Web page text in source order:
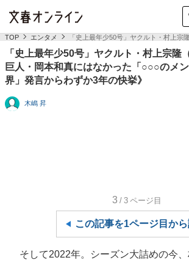
TOP エンタメ 「史上最年少50号」ヤクルト・村上
「史上最年少50号」ヤクルト・村上宗隆
巨人・岡本和真にはなかった「○○○のメ
界」発言からわずか3年の快挙》
木嶋 昇
3 /3 ページ目
この記事を1ページ目か
そして2022年。シーズン大詰めの今